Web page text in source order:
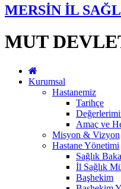
MERSİN İL
MUT
Kurumsal
Hastanemiz
Tarihçe
Amaç ve
Misyon & Vizyon
Hastane Yönetimi
Sağlık
İl Sağlık
Başhekim